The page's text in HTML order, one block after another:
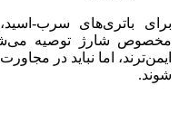
برای باتری‌های سرب-
مخصوص شارژ توصیه
ایمن‌ترند، اما نباید در
شوند.